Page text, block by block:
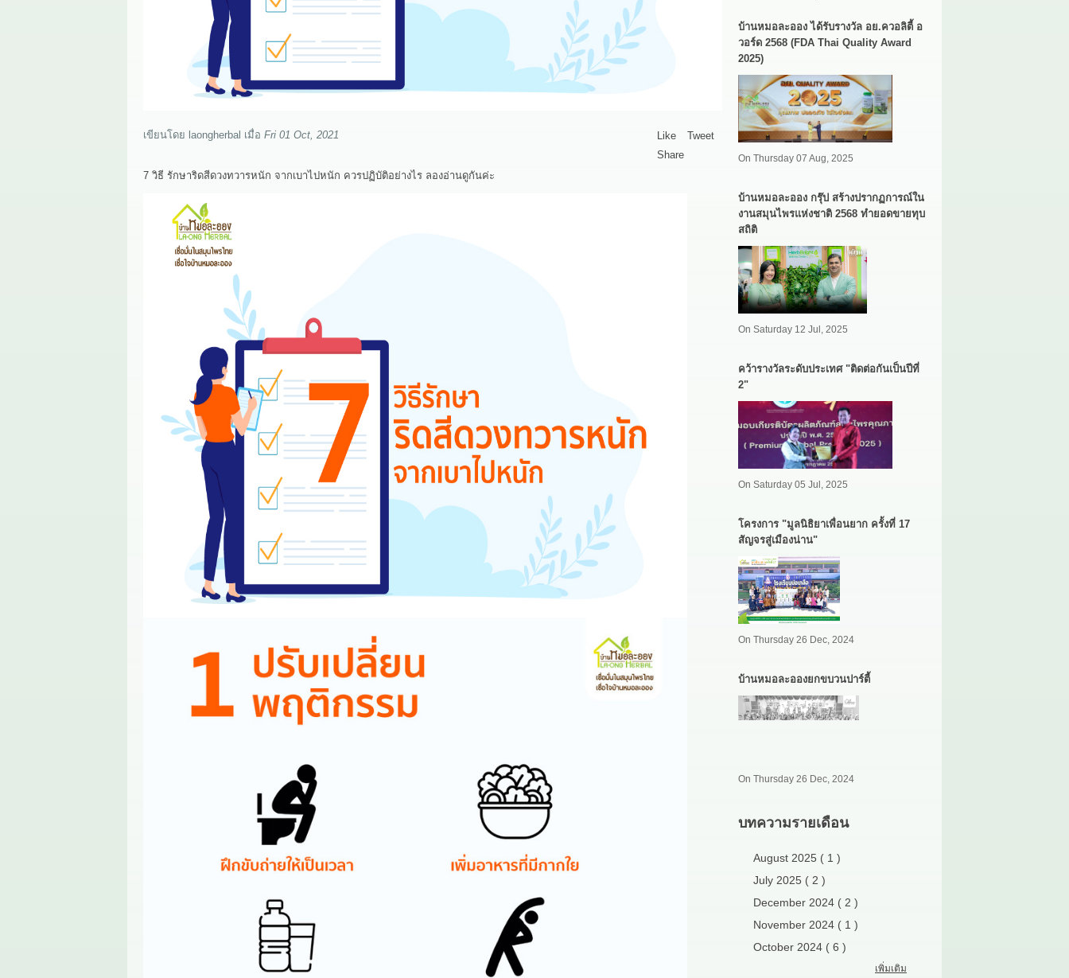
เขียนโดย laongherbal เมื่อ Fri 01 Oct, 2021
Like
Share
Tweet
7 วิธี รักษาริดสีดวงทวารหนัก จากเบาไปหนัก ควรปฏิบัติอย่างไร ลองอ่านดูกันค่ะ
บ้านหมอละออง ได้รับรางวัล อย.ควอลิตี้ อ
วอร์ด 2568 (FDA Thai Quality Award
2025)
On Thursday 07 Aug, 2025
บ้านหมอละออง กรุ๊ป สร้างปรากฏการณ์ใน
งานสมุนไพรแห่งชาติ 2568 ทำยอดขายทุบ
สถิติ
On Saturday 12 Jul, 2025
คว้ารางวัลระดับประเทศ "ติดต่อกันเป็นปีที่
2"
On Saturday 05 Jul, 2025
โครงการ "มูลนิธิยาเพื่อนยาก ครั้งที่ 17
สัญจรสู่เมืองน่าน"
On Thursday 26 Dec, 2024
บ้านหมอละอองยกขบวนปาร์ตี้
On Thursday 26 Dec, 2024
บทความรายเดือน
August 2025 ( 1 )
July 2025 ( 2 )
December 2024 ( 2 )
November 2024 ( 1 )
October 2024 ( 6 )
เพิ่มเติม